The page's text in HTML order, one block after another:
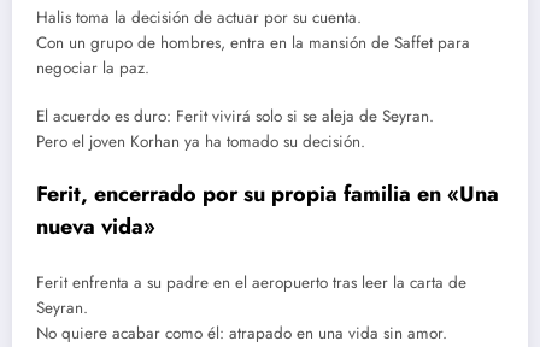
Halis toma la decisión de actuar por su cuenta.
Con un grupo de hombres, entra en la mansión de Saffet para
negociar la paz.
El acuerdo es duro: Ferit vivirá solo si se aleja de Seyran.
Pero el joven Korhan ya ha tomado su decisión.
Ferit, encerrado por su propia familia en «Una
nueva vida»
Ferit enfrenta a su padre en el aeropuerto tras leer la carta de
Seyran.
No quiere acabar como él: atrapado en una vida sin amor.